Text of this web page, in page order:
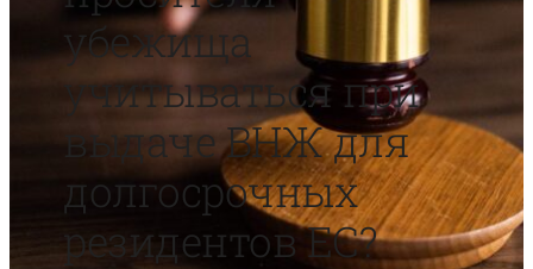
убежища
учитываться при
выдаче ВНЖ для
долгосрочных
резидентов ЕС?